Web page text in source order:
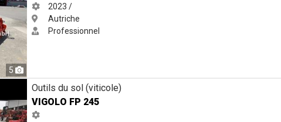
5
2023 /
Autriche
Professionnel
Outils du sol (viticole)
VIGOLO FP 245